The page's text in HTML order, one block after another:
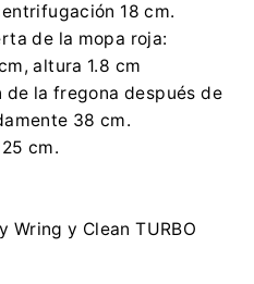
18 cm.
de la mopa roja:
altura 1.8 cm
la fregona después de
38 cm.
cm.
Wring y Clean TURBO